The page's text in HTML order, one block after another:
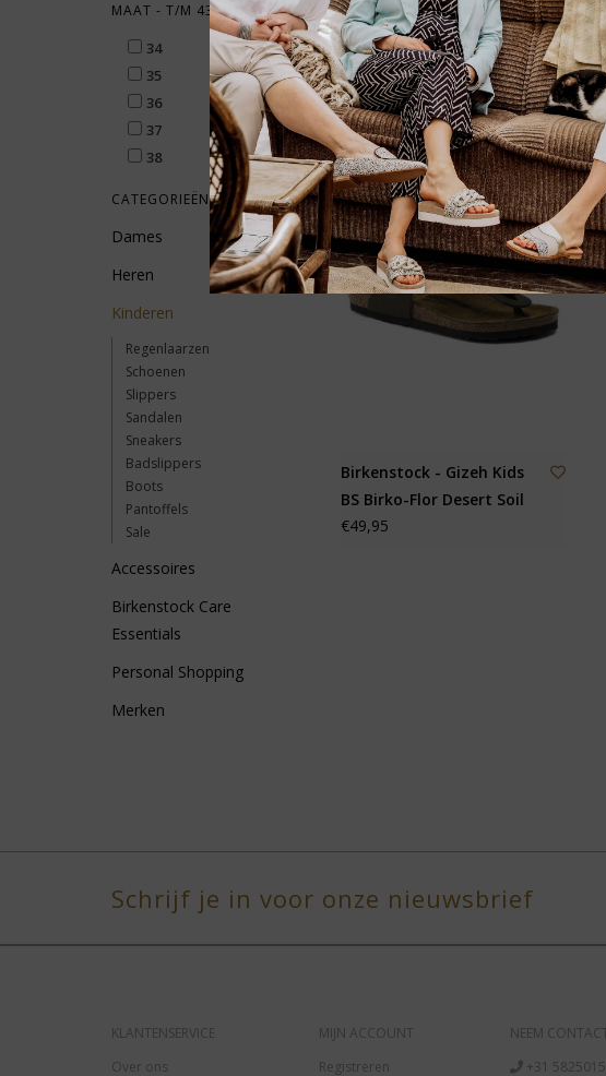
MAAT - T/M 43
34
35
36
37
38
CATEGORIEËN
Dames
Heren
Kinderen
Regenlaarzen
Schoenen
Slippers
Sandalen
Sneakers
Badslippers
Boots
Pantoffels
Sale
Accessoires
Birkenstock Care
Essentials
Personal Shopping
Merken
Shoesme sneakers laag -
Micro Leer
€59,95€29,98
Birkenstock - Gizeh Kids
BS Birko-Flor Desert Soil
€49,95
Schrijf je in voor onze nieuwsbrief
KLANTENSERVICE
Over ons
MIJN ACCOUNT
Registreren
NEEM
+31